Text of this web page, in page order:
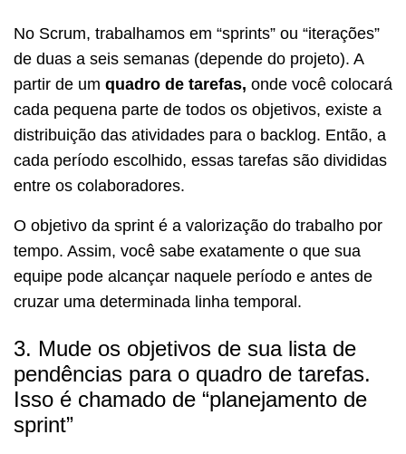
No Scrum, trabalhamos em “sprints” ou “iterações”
de duas a seis semanas (depende do projeto). A
partir de um quadro de tarefas, onde você colocará
cada pequena parte de todos os objetivos, existe a
distribuição das atividades para o backlog. Então, a
cada período escolhido, essas tarefas são divididas
entre os colaboradores.
O objetivo da sprint é a valorização do trabalho por
tempo. Assim, você sabe exatamente o que sua
equipe pode alcançar naquele período e antes de
cruzar uma determinada linha temporal.
3. Mude os objetivos de sua lista de
pendências para o quadro de tarefas.
Isso é chamado de “planejamento de
sprint”